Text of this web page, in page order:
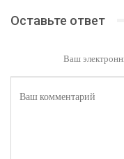
Оставьте ответ
Ваш